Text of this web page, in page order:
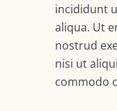
incididunt
aliqua. Ut
nostrud
nisi ut
commodo